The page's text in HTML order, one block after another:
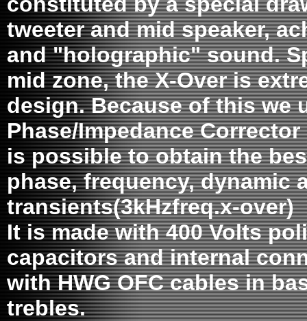
tweeter and mid speaker,
and "holographic" sound.
mid zone, the X-Over is
design. Because of this we
Phase/Impedance
is possible to obtain the
phase, frequency, dynamic
transients(3kHzfreq.x-over)
It is made with 400 Volts
capacitors and internal
with HWG OFC cables in
trebles.